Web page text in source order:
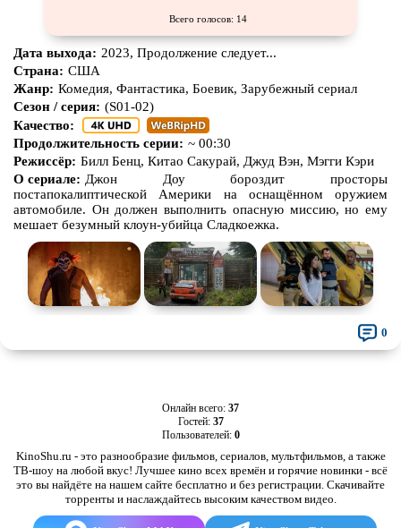
Всего голосов: 14
Дата выхода: 2023, Продолжение следует...
Страна: США
Жанр: Комедия, Фантастика, Боевик, Зарубежный сериал
Сезон / серия: (S01-02)
Качество:
Продолжительность серии: ~ 00:30
Режиссёр: Билл Бенц, Китао Сакурай, Джуд Вэн, Мэгги Кэри
О сериале: Джон Доу бороздит просторы
постапокалиптической Америки на оснащённом оружием
автомобиле. Он должен выполнить опасную миссию, но ему
мешает безумный клоун-убийца Сладкоежка.
0
Онлайн всего: 37
Гостей: 37
Пользователей: 0
KinoShu.ru - это разнообразие фильмов, сериалов, мультфильмов, а также
ТВ-шоу на любой вкус! Лучшее кино всех времён и горячие новинки - всё
это вы найдёте на нашем сайте бесплатно и без регистрации. Скачивайте
торренты и наслаждайтесь высоким качеством видео.